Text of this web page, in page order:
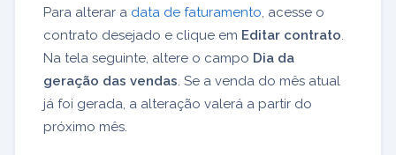
Para alterar a data de faturamento, acesse o
contrato desejado e clique em Editar contrato.
Na tela seguinte, altere o campo Dia da
geração das vendas. Se a venda do mês atual
já foi gerada, a alteração valerá a partir do
próximo mês.